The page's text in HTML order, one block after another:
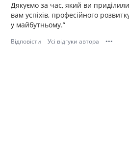
Дякуємо за час, який ви
вам успіхів, професійного
у майбутньому.”
Відповісти Усі відгуки автора •••